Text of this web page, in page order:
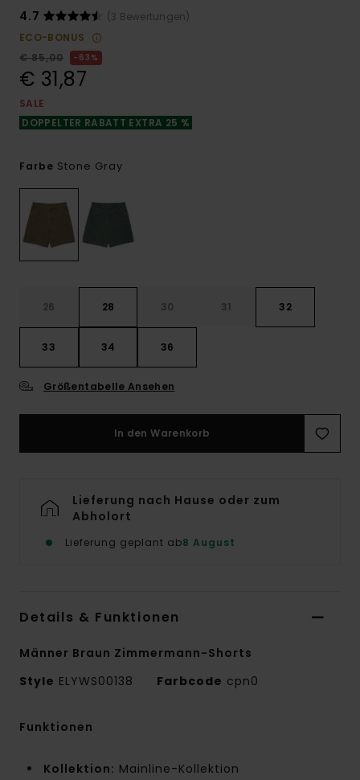
4.7
(3 Bewertungen)
ECO-BONUS
€ 85,00
63%
€ 31,87
SALE
DOPPELTER RABATT EXTRA 25 %
Farbe Stone Gray
26 28 30 31 32
33 34 36
Größentabelle Ansehen
In den Warenkorb
Lieferung nach Hause oder zum
Abholort
Lieferung geplant ab8 August
Details & Funktionen
Männer Braun Zimmermann-Shorts
Style ELYWS00138 Farbcode cpn0
Funktionen
Kollektion: Mainline-Kollektion